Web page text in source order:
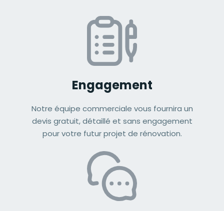
Engagement
Notre équipe commerciale vous fournira un
devis gratuit, détaillé et sans engagement
pour votre futur projet de rénovation.